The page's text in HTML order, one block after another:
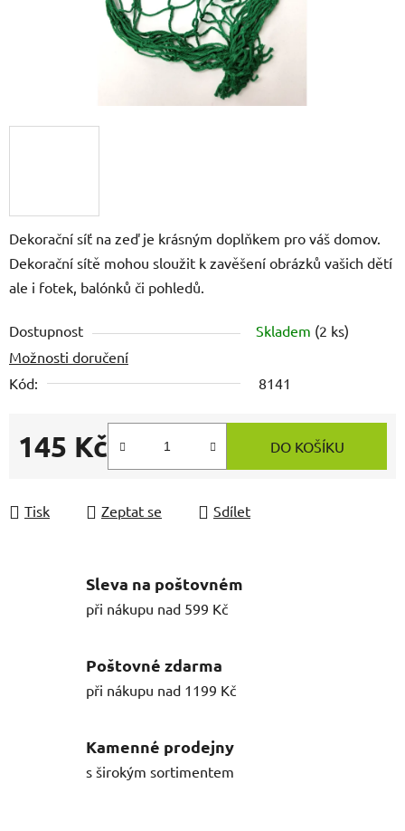
Dekorační síť na zeď je krásným doplňkem pro váš domov.
Dekorační sítě mohou sloužit k zavěšení obrázků vašich dětí
ale i fotek, balónků či pohledů.
Dostupnost Skladem (2 ks)
Možnosti doručení
Kód:
8141
145 Kč DO KOŠÍKU
Tisk Zeptat se Sdílet
Sleva na poštovném
při nákupu nad 599 Kč
Poštovné zdarma
při nákupu nad 1199 Kč
Kamenné prodejny
s širokým sortimentem